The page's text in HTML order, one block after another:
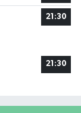
21:30
21:30